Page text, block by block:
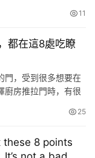
現代美感 所以深受
現…
11
都在這8處吃瞭
門，受到很多想要在
廚房推拉門時，有很
推拉門不能踩的坑，
傢會發現，現在市…
25
these 8 points